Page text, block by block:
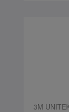
3M